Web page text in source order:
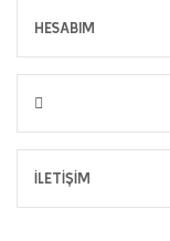
1¼' 6 bar Manuel
GECA
6.050,00 TL +
HESABIM
İLETİŞİM